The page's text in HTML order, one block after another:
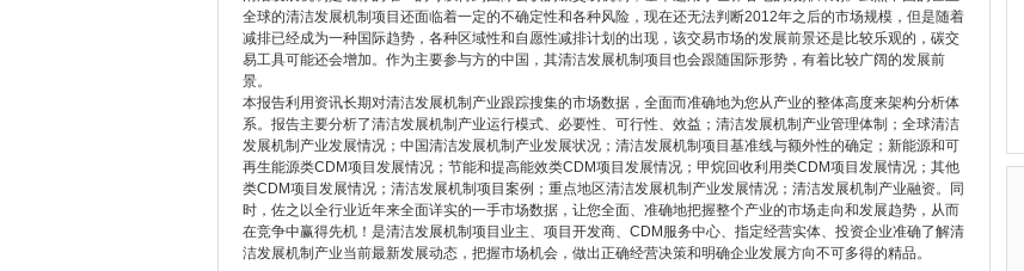
全球的清洁发展机制项目还面临着一定的不确定性和各种风险，现在还无法判断2012年之后的市场规模，但是随着
减排已经成为一种国际趋势，各种区域性和自愿性减排计划的出现，该交易市场的发展前景还是比较乐观的，碳交
易工具可能还会增加。作为主要参与方的中国，其清洁发展机制项目也会跟随国际形势，有着比较广阔的发展前
景。
本报告利用资讯长期对清洁发展机制产业跟踪搜集的市场数据，全面而准确地为您从产业的整体高度来架构分析体
系。报告主要分析了清洁发展机制产业运行模式、必要性、可行性、效益；清洁发展机制产业管理体制；全球清洁
发展机制产业发展情况；中国清洁发展机制产业发展状况；清洁发展机制项目基准线与额外性的确定；新能源和可
再生能源类CDM项目发展情况；节能和提高能效类CDM项目发展情况；甲烷回收利用类CDM项目发展情况；其他
类CDM项目发展情况；清洁发展机制项目案例；重点地区清洁发展机制产业发展情况；清洁发展机制产业融资。同
时，佐之以全行业近年来全面详实的一手市场数据，让您全面、准确地把握整个产业的市场走向和发展趋势，从而
在竞争中赢得先机！是清洁发展机制项目业主、项目开发商、CDM服务中心、指定经营实体、投资企业准确了解清
洁发展机制产业当前最新发展动态，把握市场机会，做出正确经营决策和明确企业发展方向不可多得的精品。